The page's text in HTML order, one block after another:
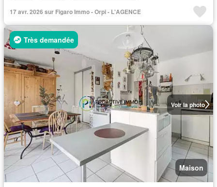
17 avr. 2026 sur Figaro Immo - Orpi - L'AGENCE
Voir la photo
Très demandée
Maison